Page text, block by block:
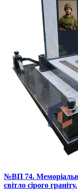
№ВП 74.
світло сірого граніту.